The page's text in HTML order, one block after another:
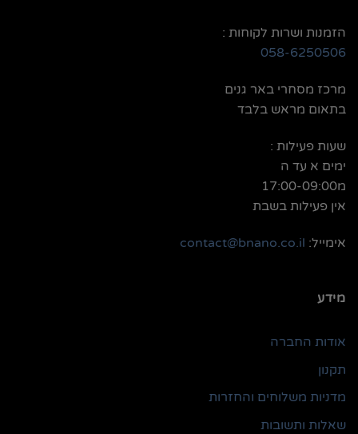
הזמנות ושרות לקוחות :
058-6250506
מרכז מסחרי באר גנים
בתאום מראש בלבד
שעות פעילות :
ימים א עד ה
מ17:00-09:00
אין פעילות בשבת
אימייל: contact@bnano.co.il
מידע
אודות החברה
תקנון
מדניות משלוחים והחזרות
שאלות ותשובות